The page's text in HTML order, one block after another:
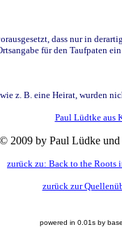
dass nur in
für den Taufpaten
z. B. eine Heirat, wurden
Paul Lüdtke aus
© 2009 by Paul Lüdke und
zurück zu: Back to the Roots
zurück zur
powered in 0.01s by